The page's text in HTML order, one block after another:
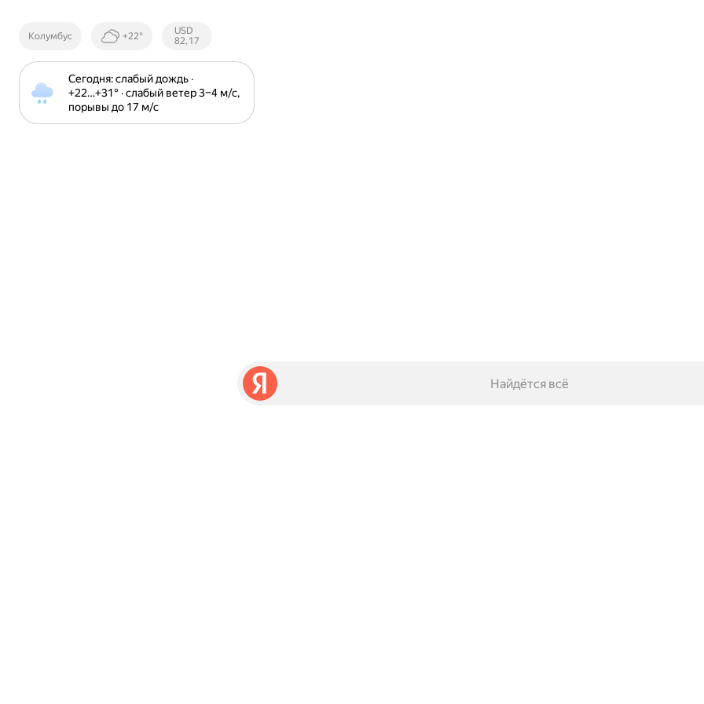
Колумбус +22°
Курсы ЦБ
РФ
USD
82,17
Сегодня: слабый дождь ·
+22⁠…⁠+31⁠° · слабый ветер 3⁠–⁠4 м⁠/⁠с,
порывы до 17 м⁠/⁠с